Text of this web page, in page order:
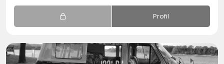
Profil